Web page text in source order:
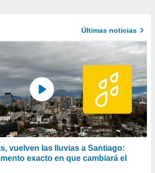
Últimas noticias
vuelven las lluvias a Santiago:
exacto en que cambiará el